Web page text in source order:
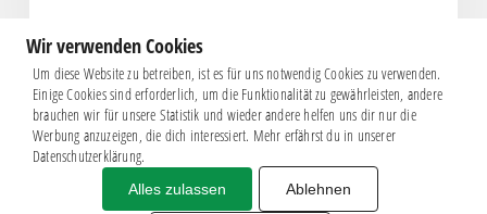
Impressum|Datenschutz
Wir verwenden Cookies
Um diese Website zu betreiben, ist es für uns notwendig Cookies zu verwenden.
Einige Cookies sind erforderlich, um die Funktionalität zu gewährleisten, andere
brauchen wir für unsere Statistik und wieder andere helfen uns dir nur die
Werbung anzuzeigen, die dich interessiert. Mehr erfährst du in unserer
Datenschutzerklärung.
Alles zulassen Ablehnen